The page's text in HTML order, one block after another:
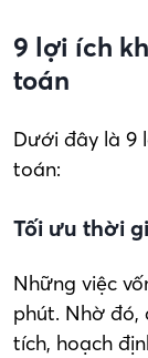
9 lợi ích
toán
Dưới đây là 9
toán:
Tối ưu thời
Những việc
phút. Nhờ đó,
tích, hoạch